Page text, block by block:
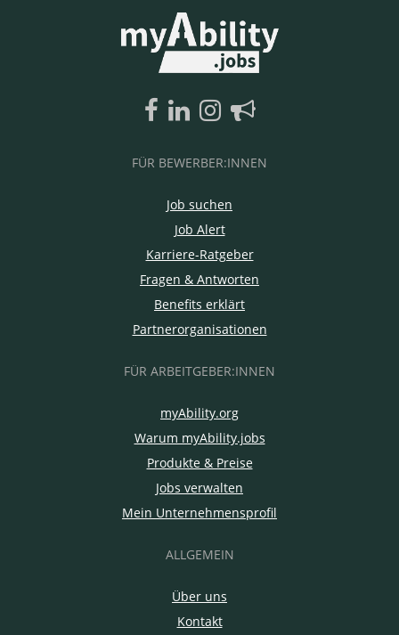
FÜR BEWERBER:INNEN
Job suchen
Job Alert
Karriere-Ratgeber
Fragen & Antworten
Benefits erklärt
Partnerorganisationen
FÜR ARBEITGEBER:INNEN
myAbility.org
Warum myAbility.jobs
Produkte & Preise
Jobs verwalten
Mein Unternehmensprofil
ALLGEMEIN
Über uns
Kontakt